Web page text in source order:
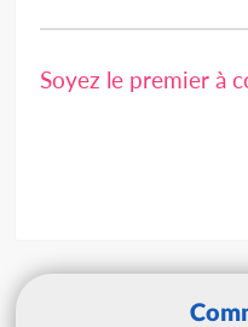
Soyez le premier à